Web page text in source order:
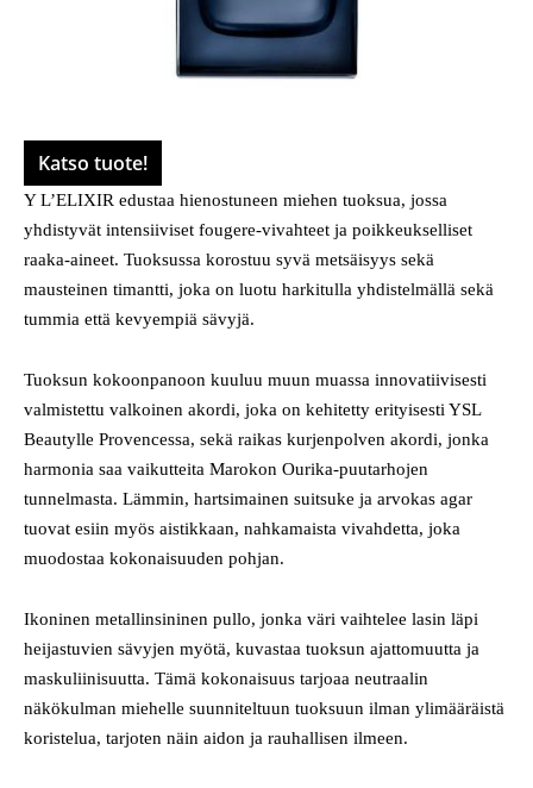
Katso tuote!
Y L’ELIXIR edustaa hienostuneen miehen tuoksua, jossa
yhdistyvät intensiiviset fougere‐vivahteet ja poikkeukselliset
raaka-aineet. Tuoksussa korostuu syvä metsäisyys sekä
mausteinen timantti, joka on luotu harkitulla yhdistelmällä sekä
tummia että kevyempiä sävyjä.
Tuoksun kokoonpanoon kuuluu muun muassa innovatiivisesti
valmistettu valkoinen akordi, joka on kehitetty erityisesti YSL
Beautylle Provencessa, sekä raikas kurjenpolven akordi, jonka
harmonia saa vaikutteita Marokon Ourika-puutarhojen
tunnelmasta. Lämmin, hartsimainen suitsuke ja arvokas agar
tuovat esiin myös aistikkaan, nahkamaista vivahdetta, joka
muodostaa kokonaisuuden pohjan.
Ikoninen metallinsininen pullo, jonka väri vaihtelee lasin läpi
heijastuvien sävyjen myötä, kuvastaa tuoksun ajattomuutta ja
maskuliinisuutta. Tämä kokonaisuus tarjoaa neutraalin
näkökulman miehelle suunniteltuun tuoksuun ilman ylimääräistä
koristelua, tarjoten näin aidon ja rauhallisen ilmeen.